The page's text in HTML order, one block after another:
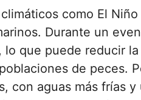
como El
Durante un
lo que puede reducir
de peces.
con aguas más frías